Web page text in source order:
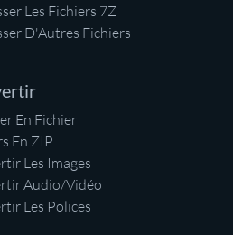
Les Fichiers 7Z
D'Autres Fichiers
En Fichier
En ZIP
Les Images
Audio/Vidéo
Les Polices